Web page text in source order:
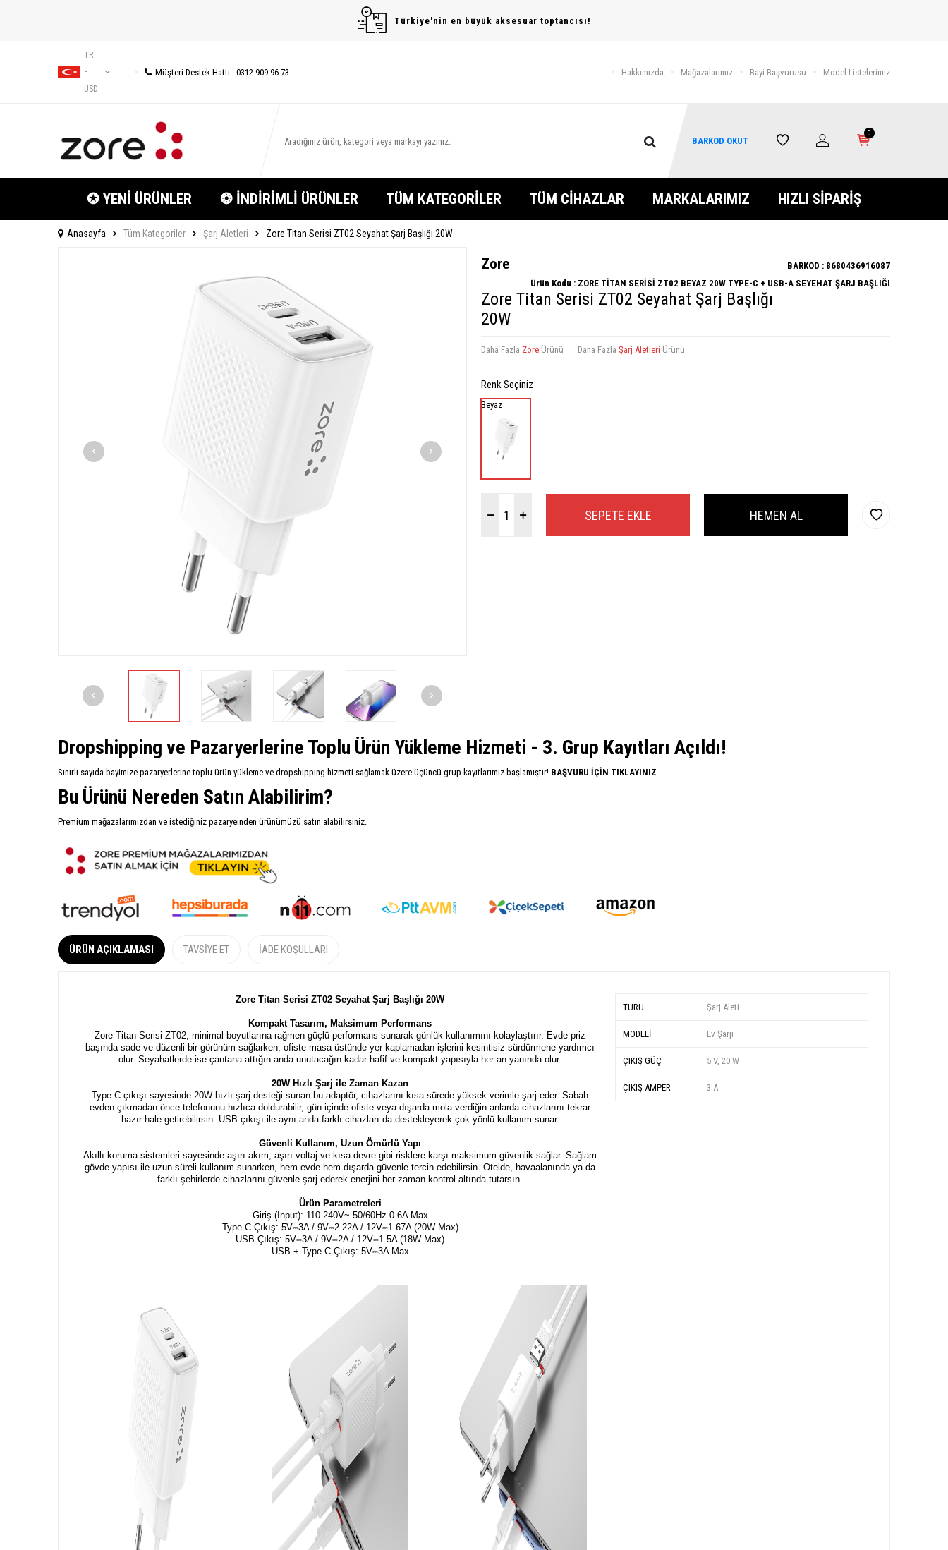
Türkiye'nin en büyük aksesuar toptancısı!
TR
−
USD
Müşteri Destek Hattı : 0312 909 96 73 Hakkımızda Mağazalarımız Bayi Başvurusu Model Listelerimiz
BARKOD OKUT
0
✪ YENİ ÜRÜNLER ❂ İNDİRİMLİ ÜRÜNLER TÜM KATEGORİLER TÜM CİHAZLAR MARKALARIMIZ HIZLI SİPARİŞ
Anasayfa Tüm Kategoriler Şarj Aletleri Zore Titan Serisi ZT02 Seyahat Şarj Başlığı 20W
Zore BARKOD : 8680436916087
Ürün Kodu : ZORE TİTAN SERİSİ ZT02 BEYAZ 20W TYPE-C + USB-A SEYEHAT ŞARJ BAŞLIĞI
Zore Titan Serisi ZT02 Seyahat Şarj Başlığı
20W
Daha Fazla Zore Ürünü Daha Fazla Şarj Aletleri Ürünü
Renk Seçiniz
Beyaz
SEPETE EKLE HEMEN AL
Dropshipping ve Pazaryerlerine Toplu Ürün Yükleme Hizmeti - 3. Grup Kayıtları Açıldı!
Sınırlı sayıda bayimize pazaryerlerine toplu ürün yükleme ve dropshipping hizmeti sağlamak üzere üçüncü grup kayıtlarımız başlamıştır! BAŞVURU İÇİN TIKLAYINIZ
Bu Ürünü Nereden Satın Alabilirim?
Premium mağazalarımızdan ve istediğiniz pazaryeinden ürünümüzü satın alabilirsiniz.
ÜRÜN AÇIKLAMASI TAVSIYE ET İADE KOŞULLARI
Zore Titan Serisi ZT02 Seyahat Şarj Başlığı 20W
Kompakt Tasarım, Maksimum Performans
Zore Titan Serisi ZT02, minimal boyutlarına rağmen güçlü performans sunarak günlük kullanımını kolaylaştırır. Evde priz
başında sade ve düzenli bir görünüm sağlarken, ofiste masa üstünde yer kaplamadan işlerini kesintisiz sürdürmene yardımcı
olur. Seyahatlerde ise çantana attığın anda unutacağın kadar hafif ve kompakt yapısıyla her an yanında olur.
20W Hızlı Şarj ile Zaman Kazan
Type-C çıkışı sayesinde 20W hızlı şarj desteği sunan bu adaptör, cihazlarını kısa sürede yüksek verimle şarj eder. Sabah
evden çıkmadan önce telefonunu hızlıca doldurabilir, gün içinde ofiste veya dışarda mola verdiğin anlarda cihazlarını tekrar
hazır hale getirebilirsin. USB çıkışı ile aynı anda farklı cihazları da destekleyerek çok yönlü kullanım sunar.
Güvenli Kullanım, Uzun Ömürlü Yapı
Akıllı koruma sistemleri sayesinde aşırı akım, aşırı voltaj ve kısa devre gibi risklere karşı maksimum güvenlik sağlar. Sağlam
gövde yapısı ile uzun süreli kullanım sunarken, hem evde hem dışarda güvenle tercih edebilirsin. Otelde, havaalanında ya da
farklı şehirlerde cihazlarını güvenle şarj ederek enerjini her zaman kontrol altında tutarsın.
Ürün Parametreleri
Giriş (Input): 110-240V~ 50/60Hz 0.6A Max
Type-C Çıkış: 5V⎓3A / 9V⎓2.22A / 12V⎓1.67A (20W Max)
USB Çıkış: 5V⎓3A / 9V⎓2A / 12V⎓1.5A (18W Max)
USB + Type-C Çıkış: 5V⎓3A Max
TÜRÜ Şarj Aleti
MODELİ Ev Şarjı
ÇIKIŞ GÜÇ 5 V, 20 W
ÇIKIŞ AMPER 3 A